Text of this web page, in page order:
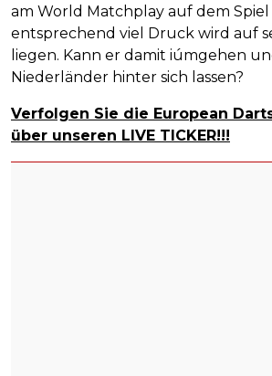
am World Matchplay auf dem
entsprechend viel Druck wird auf
liegen. Kann er damit iúmgehen
Niederländer hinter sich lassen?
Verfolgen Sie die European
über unseren LIVE TICKER!!!